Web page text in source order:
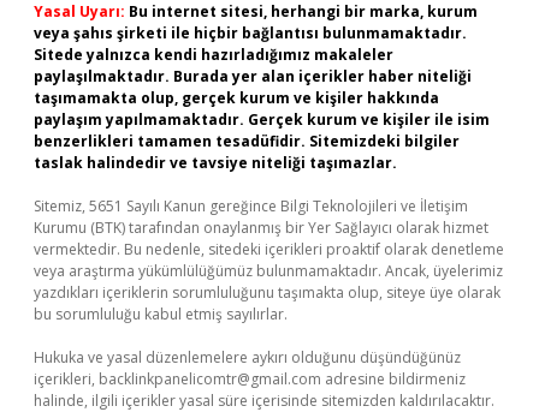
Yasal Uyarı: Bu internet sitesi, herhangi bir marka, kurum
veya şahıs şirketi ile hiçbir bağlantısı bulunmamaktadır.
Sitede yalnızca kendi hazırladığımız makaleler
paylaşılmaktadır. Burada yer alan içerikler haber niteliği
taşımamakta olup, gerçek kurum ve kişiler hakkında
paylaşım yapılmamaktadır. Gerçek kurum ve kişiler ile isim
benzerlikleri tamamen tesadüfidir. Sitemizdeki bilgiler
taslak halindedir ve tavsiye niteliği taşımazlar.
Sitemiz, 5651 Sayılı Kanun gereğince Bilgi Teknolojileri ve İletişim
Kurumu (BTK) tarafından onaylanmış bir Yer Sağlayıcı olarak hizmet
vermektedir. Bu nedenle, sitedeki içerikleri proaktif olarak denetleme
veya araştırma yükümlülüğümüz bulunmamaktadır. Ancak, üyelerimiz
yazdıkları içeriklerin sorumluluğunu taşımakta olup, siteye üye olarak
bu sorumluluğu kabul etmiş sayılırlar.
Hukuka ve yasal düzenlemelere aykırı olduğunu düşündüğünüz
içerikleri, backlinkpanelicomtr@gmail.com adresine bildirmeniz
halinde, ilgili içerikler yasal süre içerisinde sitemizden kaldırılacaktır.